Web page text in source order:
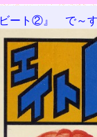
ビート②』 で～